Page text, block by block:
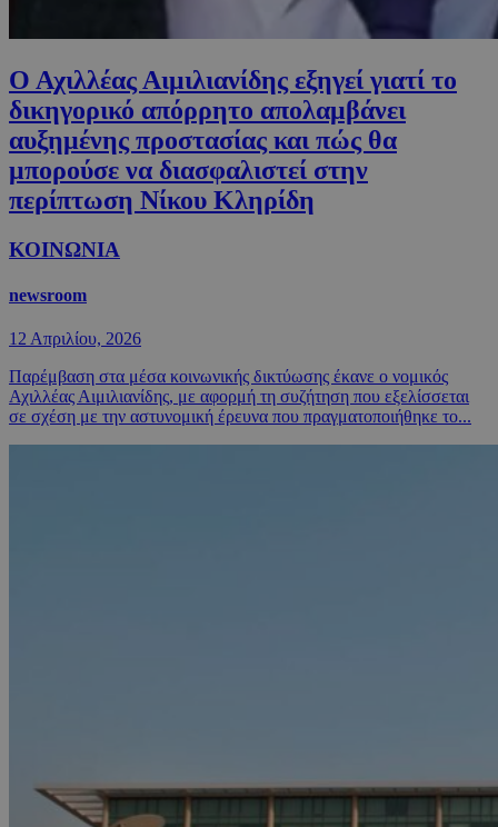
Ο Αχιλλέας Αιμιλιανίδης εξηγεί γιατί το
δικηγορικό απόρρητο απολαμβάνει
αυξημένης προστασίας και πώς θα
μπορούσε να διασφαλιστεί στην
περίπτωση Νίκου Κληρίδη
ΚΟΙΝΩΝΙΑ
newsroom
12 Απριλίου, 2026
Παρέμβαση στα μέσα κοινωνικής δικτύωσης έκανε ο νομικός
Αχιλλέας Αιμιλιανίδης, με αφορμή τη συζήτηση που εξελίσσεται
σε σχέση με την αστυνομική έρευνα που πραγματοποιήθηκε το...